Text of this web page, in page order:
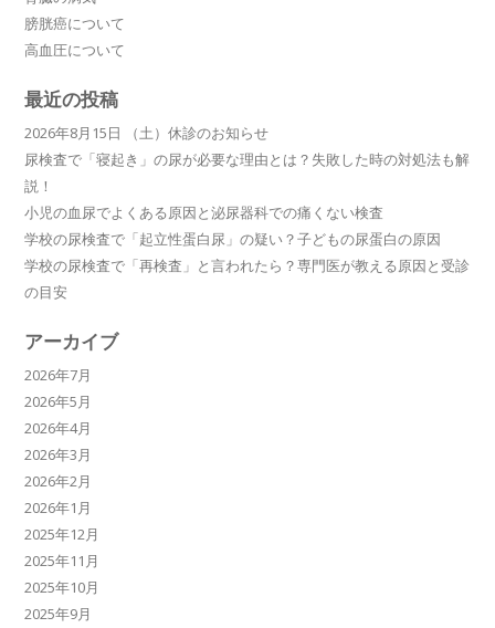
膀胱癌について
高血圧について
最近の投稿
2026年8月15日 （土）休診のお知らせ
尿検査で「寝起き」の尿が必要な理由とは？失敗した時の対処法も解
説！
小児の血尿でよくある原因と泌尿器科での痛くない検査
学校の尿検査で「起立性蛋白尿」の疑い？子どもの尿蛋白の原因
学校の尿検査で「再検査」と言われたら？専門医が教える原因と受診
の目安
アーカイブ
2026年7月
2026年5月
2026年4月
2026年3月
2026年2月
2026年1月
2025年12月
2025年11月
2025年10月
2025年9月